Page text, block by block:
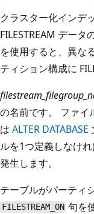
クラスター化インデ
FILESTREAM データ
を使用すると、異な
ティション構成に
の名前です。 ファイ
は ALTER DATABASE
ルを1つ定義しなけ
発生します。
テーブルがパーティ
FILESTREAM_ON 句を